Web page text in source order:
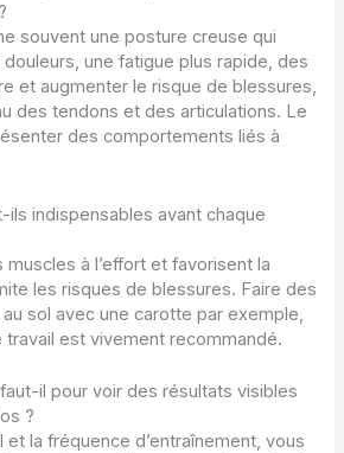
souvent une posture creuse qui
une fatigue plus rapide, des
et augmenter le risque de blessures,
des tendons et des articulations. Le
des comportements liés à
indispensables avant chaque
muscles à l’effort et favorisent la
les risques de blessures. Faire des
sol avec une carotte par exemple,
est vivement recommandé.
il pour voir des résultats visibles
?
et la fréquence d’entraînement, vous